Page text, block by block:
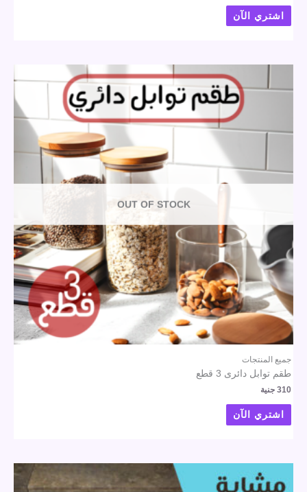
اشتري الآن
OUT OF STOCK
جميع المنتجات
طقم توابل دائرى 3 قطع
310 جنية
اشتري الآن